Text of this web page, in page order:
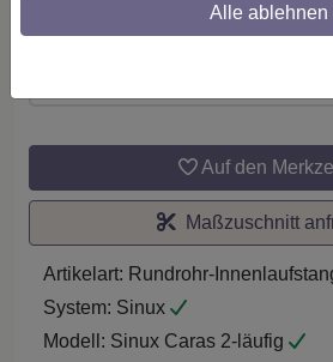
Auf den
Maßzuschnitt
Artikelart: Rundrohr-
System: Sinux
Modell: Sinux Caras 2-läufig
Alle ablehnen